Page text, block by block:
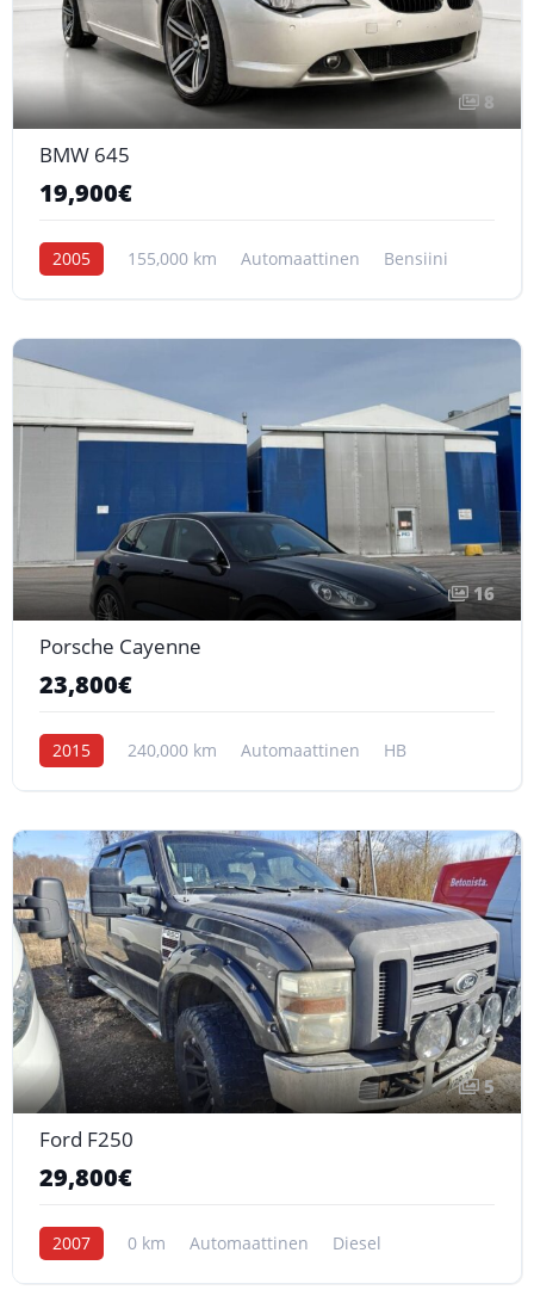
8
BMW 645
19,900€
2005 155,000 km Automaattinen Bensiini
16
Porsche Cayenne
23,800€
2015 240,000 km Automaattinen HB
5
Ford F250
29,800€
2007 0 km Automaattinen Diesel